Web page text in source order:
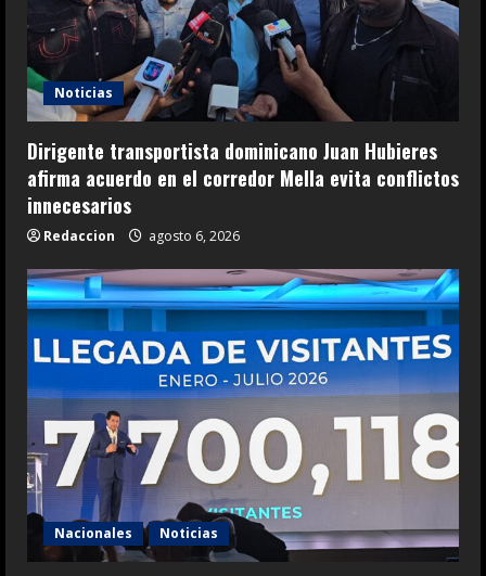
Noticias
Dirigente transportista dominicano Juan Hubieres
afirma acuerdo en el corredor Mella evita conflictos
innecesarios
Redaccion agosto 6, 2026
Nacionales Noticias